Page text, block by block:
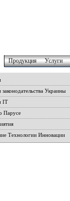
Продукция Услуги
Украины
IT
Парусе
Технологии Инновации